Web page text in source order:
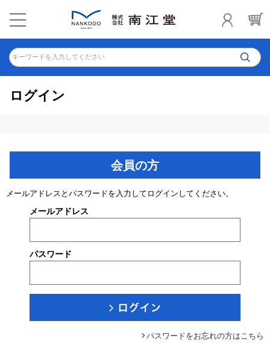
キーワードを入力してください
ログイン
会員の方
メールアドレスとパスワードを入力してログインしてください。
メールアドレス
パスワード
パスワードをお忘れの方はこちら